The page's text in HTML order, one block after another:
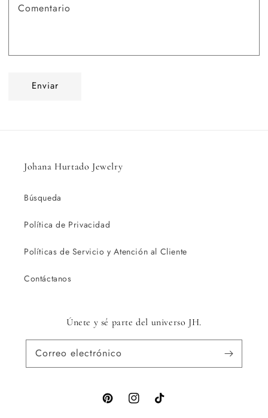
Comentario
Enviar
Johana Hurtado Jewelry
Búsqueda
Política de Privacidad
Políticas de Servicio y Atención al Cliente
Contáctanos
Únete y sé parte del universo JH.
Correo electrónico
PinterestInstagramTikTok